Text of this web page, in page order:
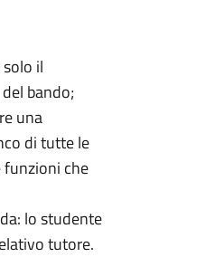
il
bando;
una
di tutte le
funzioni che
lo studente
tutore.